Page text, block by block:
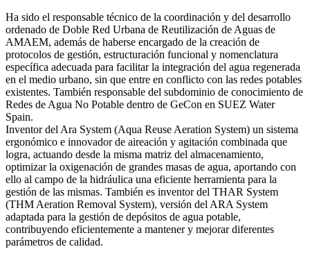
Ha sido el responsable técnico de la coordinación y del desarrollo
ordenado de Doble Red Urbana de Reutilización de Aguas de
AMAEM, además de haberse encargado de la creación de
protocolos de gestión, estructuración funcional y nomenclatura
específica adecuada para facilitar la integración del agua regenerada
en el medio urbano, sin que entre en conflicto con las redes potables
existentes. También responsable del subdominio de conocimiento de
Redes de Agua No Potable dentro de GeCon en SUEZ Water
Spain.
Inventor del Ara System (Aqua Reuse Aeration System) un sistema
ergonómico e innovador de aireación y agitación combinada que
logra, actuando desde la misma matriz del almacenamiento,
optimizar la oxigenación de grandes masas de agua, aportando con
ello al campo de la hidráulica una eficiente herramienta para la
gestión de las mismas. También es inventor del THAR System
(THM Aeration Removal System), versión del ARA System
adaptada para la gestión de depósitos de agua potable,
contribuyendo eficientemente a mantener y mejorar diferentes
parámetros de calidad.